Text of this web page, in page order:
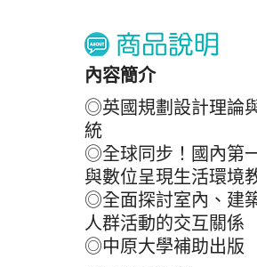
內容簡介
◎英國規劃設計理論
統
◎全球同步！國內第
與數位呈現生活環境
◎全面探討室內、建
人群活動的交互關係
◎中原大學補助出版